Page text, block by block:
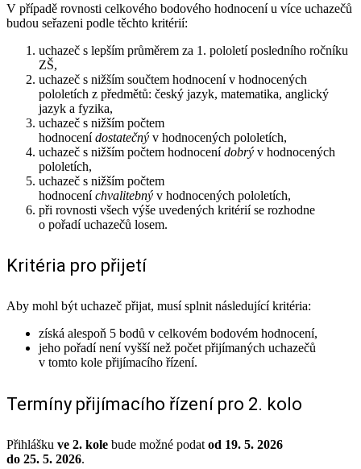
V případě rovnosti celkového bodového hodnocení u více uchazečů
budou seřazeni podle těchto kritérií:
uchazeč s lepším průměrem za 1. pololetí posledního ročníku
ZŠ,
uchazeč s nižším součtem hodnocení v hodnocených
pololetích z předmětů: český jazyk, matematika, anglický
jazyk a fyzika,
uchazeč s nižším počtem
hodnocenídostatečný v hodnocených pololetích,
uchazeč s nižším počtem hodnocenídobrý v hodnocených
pololetích,
uchazeč s nižším počtem
hodnoceníchvalitebný v hodnocených pololetích,
při rovnosti všech výše uvedených kritérií se rozhodne
o pořadí uchazečů losem.
Kritéria pro přijetí
Aby mohl být uchazeč přijat, musí splnit následující kritéria:
získá alespoň 5 bodů v celkovém bodovém hodnocení,
jeho pořadí není vyšší než počet přijímaných uchazečů
v tomto kole přijímacího řízení.
Termíny přijímacího řízení pro 2. kolo
Přihlášku ve 2. kole bude možné podat od 19. 5. 2026
do 25. 5. 2026.